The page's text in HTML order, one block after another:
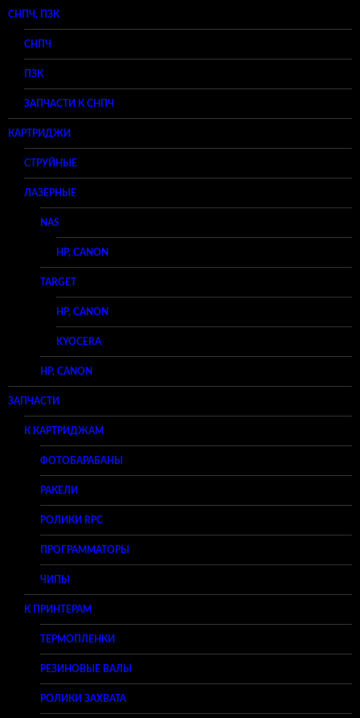
СНПЧ, ПЗК
СНПЧ
ПЗК
ЗАПЧАСТИ К СНПЧ
КАРТРИДЖИ
СТРУЙНЫЕ
ЛАЗЕРНЫЕ
NAS
HP, CANON
TARGET
HP, CANON
KYOCERA
HP, CANON
ЗАПЧАСТИ
К КАРТРИДЖАМ
ФОТОБАРАБАНЫ
РАКЕЛИ
РОЛИКИ RPC
ПРОГРАММАТОРЫ
ЧИПЫ
К ПРИНТЕРАМ
ТЕРМОПЛЕНКИ
РЕЗИНОВЫЕ ВАЛЫ
РОЛИКИ ЗАХВАТА